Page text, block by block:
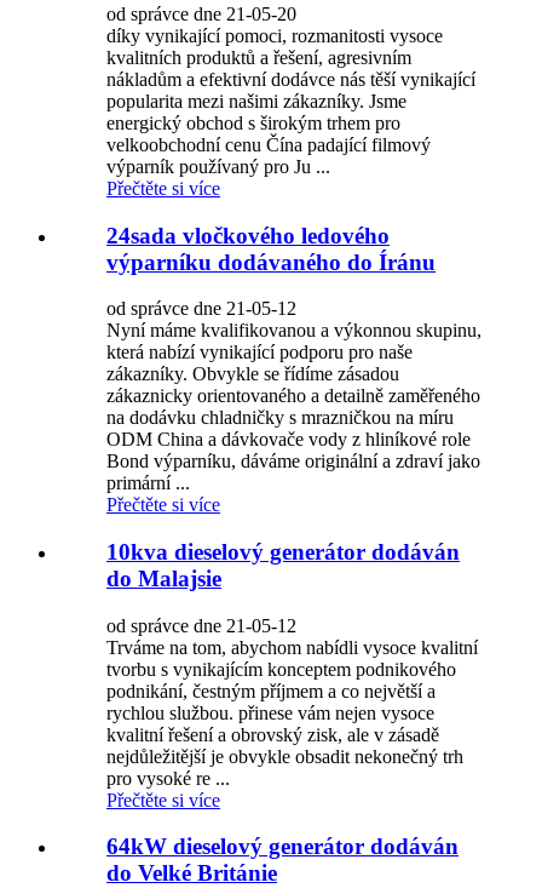
od správce dne 21-05-20
díky vynikající pomoci, rozmanitosti vysoce
kvalitních produktů a řešení, agresivním
nákladům a efektivní dodávce nás těší vynikající
popularita mezi našimi zákazníky. Jsme
energický obchod s širokým trhem pro
velkoobchodní cenu Čína padající filmový
výparník používaný pro Ju ...
Přečtěte si více
24sada vločkového ledového
výparníku dodávaného do Íránu
od správce dne 21-05-12
Nyní máme kvalifikovanou a výkonnou skupinu,
která nabízí vynikající podporu pro naše
zákazníky. Obvykle se řídíme zásadou
zákaznicky orientovaného a detailně zaměřeného
na dodávku chladničky s mrazničkou na míru
ODM China a dávkovače vody z hliníkové role
Bond výparníku, dáváme originální a zdraví jako
primární ...
Přečtěte si více
10kva dieselový generátor dodáván
do Malajsie
od správce dne 21-05-12
Trváme na tom, abychom nabídli vysoce kvalitní
tvorbu s vynikajícím konceptem podnikového
podnikání, čestným příjmem a co největší a
rychlou službou. přinese vám nejen vysoce
kvalitní řešení a obrovský zisk, ale v zásadě
nejdůležitější je obvykle obsadit nekonečný trh
pro vysoké re ...
Přečtěte si více
64kW dieselový generátor dodáván
do Velké Británie